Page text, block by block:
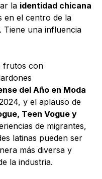
la identidad chicana
en el centro de la
Tiene una influencia
frutos con
del Año en Moda
y el aplauso de
Teen Vogue y
de migrantes,
latinas pueden ser
más diversa y
la industria.